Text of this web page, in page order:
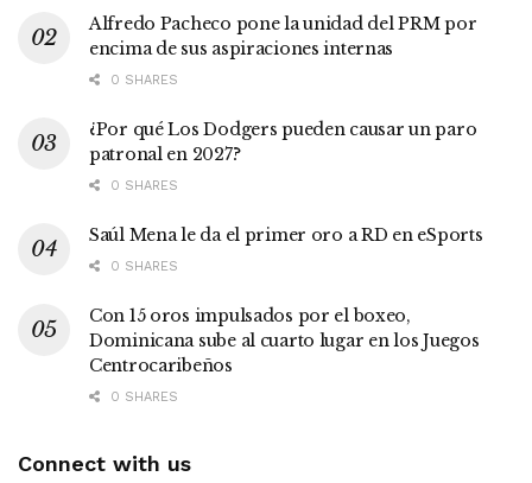
Alfredo Pacheco pone la unidad del PRM por
encima de sus aspiraciones internas
0 SHARES
¿Por qué Los Dodgers pueden causar un paro
patronal en 2027?
0 SHARES
Saúl Mena le da el primer oro a RD en eSports
0 SHARES
Con 15 oros impulsados por el boxeo,
Dominicana sube al cuarto lugar en los Juegos
Centrocaribeños
0 SHARES
Connect with us